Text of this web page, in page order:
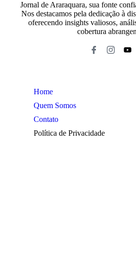
Jornal de Araraquara, sua fonte
Nos destacamos pela dedicação à
oferecendo insights valiosos,
cobertura
Home
Quem Somos
Contato
Política de Privacidade